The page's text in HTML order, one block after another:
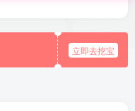
立即去挖宝